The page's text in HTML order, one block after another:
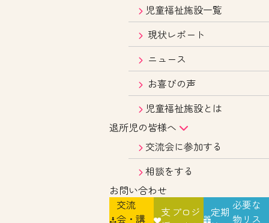
児童福祉施設一覧
現状レポート
ニュース
お喜びの声
児童福祉施設とは
退所児の皆様へ
交流会に参加する
相談をする
お問い合わせ
交流
会・講
支 プロジ
定期 必要な
物リス